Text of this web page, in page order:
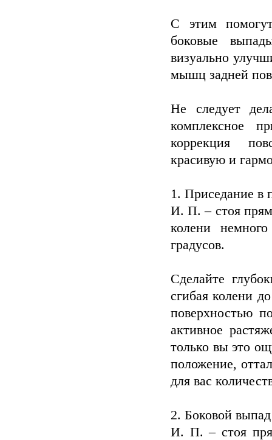
С этим
боковые
визуально
мышц задней
Не следует
комплексное
коррекция
красивую и
1. Приседание в
И. П. – стоя
колени
градусов.
Сделайте
сгибая колени
поверхностью
активное
только вы это
положение,
для вас
2. Боковой выпад
И. П. – стоя